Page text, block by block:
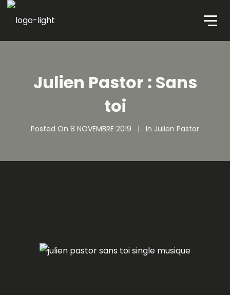
Julien Pastor : Sans
toi
Posted On 8 NOVEMBRE 2019 In Julien Pastor